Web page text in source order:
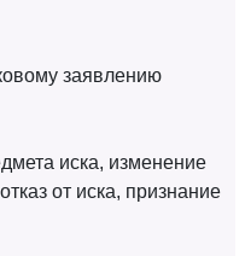
заявлению
иска, изменение
от иска, признание